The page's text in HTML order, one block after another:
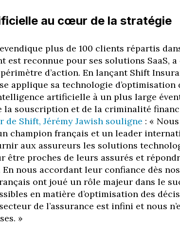
au cœur de la stratégie
plus de 100 clients répartis
est reconnue pour ses solutions SaaS, a
d’action. En lançant Shift
applique sa technologie d’optimisation
artificielle à un plus large
la souscription et de la criminalité
de Shift, Jérémy Jawish souligne : « Nous
champion français et un leader
aux assureurs les solutions
être proches de leurs assurés et
nous accordant leur confiance dès nos
ont joué un rôle majeur dans le
en matière d’optimisation des
de l’assurance est infini et nous
»